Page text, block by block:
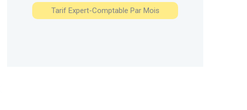
Tarif Expert-Comptable Par Mois